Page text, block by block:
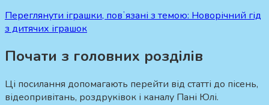
Переглянути іграшки, повʼязані з темою: Новорічний гід
з дитячих іграшок
Почати з головних розділів
Ці посилання допомагають перейти від статті до пісень,
відеопривітань, роздруківок і каналу Пані Юлі.